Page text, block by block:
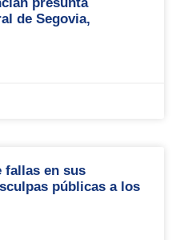
de Segovia,
fallas en sus
públicas a los